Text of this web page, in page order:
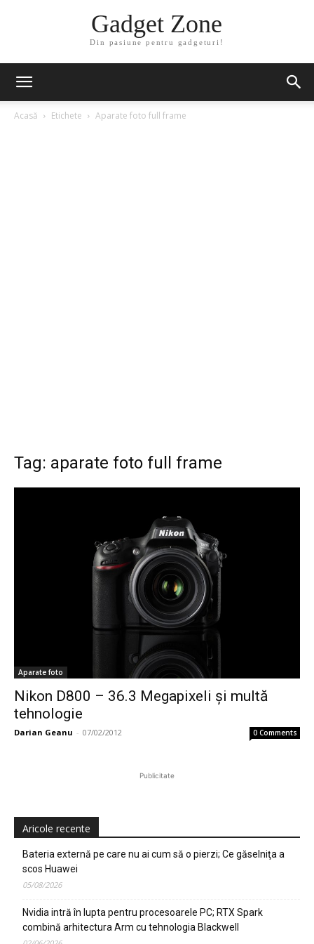
Gadget Zone
Din pasiune pentru gadgeturi!
Acasă Etichete Aparate foto full frame
Tag: aparate foto full frame
Aparate foto
Nikon D800 – 36.3 Megapixeli și multă
tehnologie
Darian Geanu - 07/02/2012 0 Comments
Publicitate
Aricole recente
Bateria externă pe care nu ai cum să o pierzi; Ce găselniţa a
scos Huawei
05/08/2026
Nvidia intră în lupta pentru procesoarele PC; RTX Spark
combină arhitectura Arm cu tehnologia Blackwell